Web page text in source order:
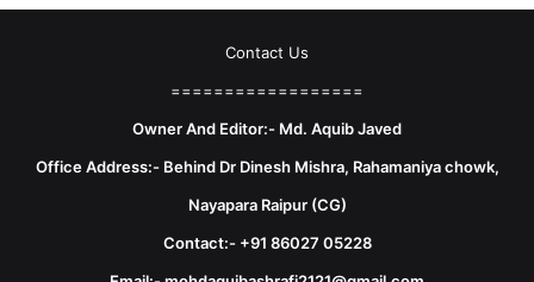
Contact Us
==================
Owner And Editor:- Md. Aquib Javed
Office Address:- Behind Dr Dinesh Mishra, Rahamaniya chowk,
Nayapara Raipur (CG)
Contact:- +91 86027 05228